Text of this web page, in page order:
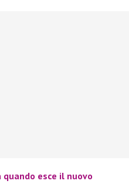
esce il nuovo